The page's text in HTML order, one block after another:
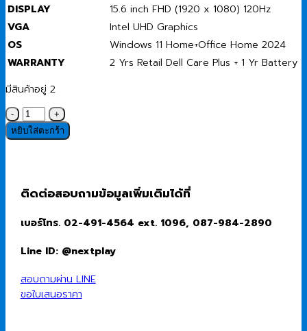
DISPLAY
15.6 inch FHD (1920 x 1080) 120Hz
VGA
Intel UHD Graphics
OS
Windows 11 Home+Office Home 2024
WARRANTY
2 Yrs Retail Dell Care Plus + 1 Yr Battery
มีสินค้าอยู่ 2
จำนวน
Notebook
(โน๊
15
(DC15250I7164)
Core
1355U/16GB/512GB
SSD/15.6″
หยิบใส่ตะกร้า
ติดต่อสอบถามข้อมูลเพิ่มเติมได้ที่
เบอร์โทร. 02-491-4564 ext. 1096, 087-984-2890
Line ID: @nextplay
สอบถามผ่าน LINE
ขอใบเสนอราคา